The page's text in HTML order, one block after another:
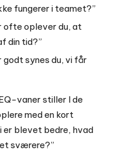
fungerer i teamet?”
ofte oplever du, at
din tid?”
godt synes du, vi får
vaner stiller I de
med en kort
er blevet bedre, hvad
sværere?”